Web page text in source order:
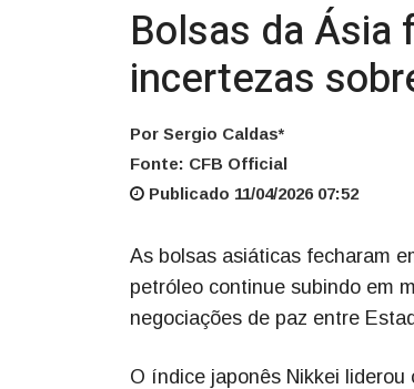
Bolsas da Ásia
incertezas
Por Sergio Caldas*
Fonte: CFB Official
Publicado 11/04/2026 07:52
As bolsas asiáticas fecharam
petróleo continue subindo em
negociações de paz entre
O índice japonês Nikkei